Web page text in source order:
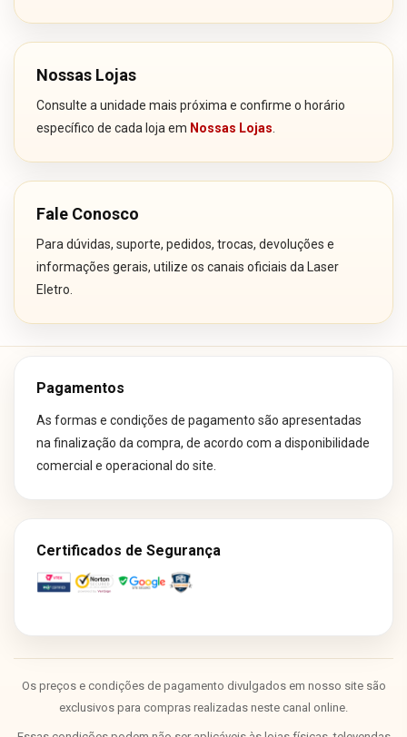
Nossas Lojas
Consulte a unidade mais próxima e confirme o horário
específico de cada loja em Nossas Lojas
Fale Conosco
Para dúvidas, suporte, pedidos, trocas, devoluções e
informações gerais, utilize os canais oficiais da Laser
Eletro.
Pagamentos
As formas e condições de pagamento são apresentadas
na finalização da compra, de acordo com a disponibilidade
comercial e operacional do site.
Certificados de Segurança
Os preços e condições de pagamento divulgados em nosso site são
exclusivos para compras realizadas neste canal online.